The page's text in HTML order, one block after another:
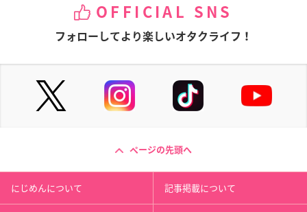
OFFICIAL SNS
フォローしてより楽しいオタクライフ！
ページの先頭へ
にじめんについて 記事掲載について